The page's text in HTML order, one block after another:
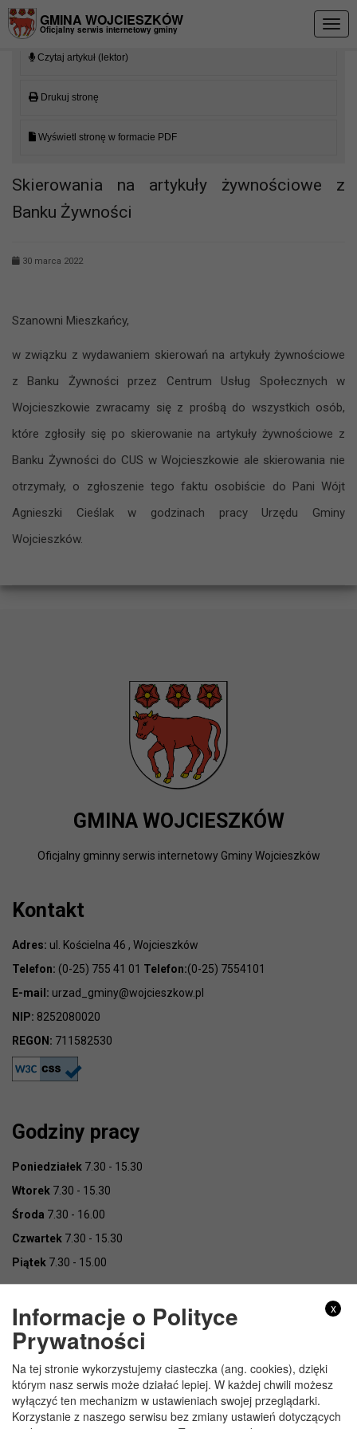
GMINA WOJCIESZKÓW
Oficjalny serwis internetowy gminy
Czytaj artykuł (lektor)
Drukuj stronę
Wyświetl stronę w formacie PDF
Skierowania na artykuły żywnościowe z
Banku Żywności
30 marca 2022
Szanowni Mieszkańcy,
w związku z wydawaniem skierowań na artykuły żywnościowe
z Banku Żywności przez Centrum Usług Społecznych w
Wojcieszkowie zwracamy się z prośbą do wszystkich osób,
które zgłosiły się po skierowanie na artykuły żywnościowe z
Banku Żywności do CUS w Wojcieszkowie ale skierowania nie
otrzymały, o zgłoszenie tego faktu osobiście do Pani Wójt
Agnieszki Cieślak w godzinach pracy Urzędu Gminy
Wojcieszków.
GMINA WOJCIESZKÓW
Oficjalny gminny serwis internetowy Gminy Wojcieszków
Kontakt
Adres: ul. Kościelna 46 , Wojcieszków
Telefon: (0-25) 755 41 01 Telefon:(0-25) 7554101
E-mail: urzad_gminy@wojcieszkow.pl
NIP: 8252080020
REGON: 711582530
Godziny pracy
Poniedziałek 7.30 - 15.30
Wtorek 7.30 - 15.30
Środa 7.30 - 16.00
Czwartek 7.30 - 15.30
Piątek 7.30 - 15.00
Copyright © Urząd Gminy Wojcieszków
x
Informacje o Polityce
Prywatności
Na tej stronie wykorzystujemy ciasteczka (ang. cookies), dzięki
którym nasz serwis może działać lepiej. W każdej chwili możesz
wyłączyć ten mechanizm w ustawieniach swojej przeglądarki.
Korzystanie z naszego serwisu bez zmiany ustawień dotyczących